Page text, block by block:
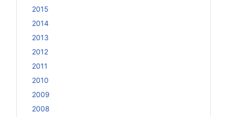
2015
2014
2013
2012
2011
2010
2009
2008